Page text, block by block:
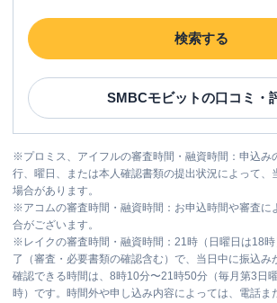
検索する
SMBCモビットの口コミ・
※プロミス、アイフルの審査時間・融資時間：申込み
行、曜日、または本人確認書類の提出状況によって、
場合があります。
※アコムの審査時間・融資時間：お申込時間や審査に
合がございます。
※ レイクの審査時間・融資時間：21時（日曜日は18
了（審査・必要書類の確認含む）で、当日中に振込み
確認できる時間は、8時10分〜21時50分（毎月第3日
時）です。時間外や申し込み内容によっては、電話ま